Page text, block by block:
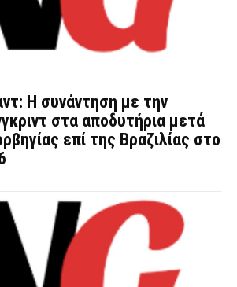
Η συνάντηση με την
στα αποδυτήρια μετά
επί της Βραζιλίας στο